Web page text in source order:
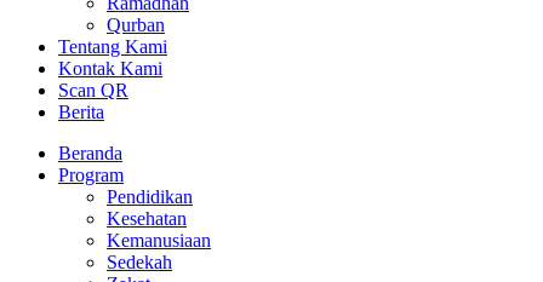
Qurban
Tentang Kami
Kontak Kami
Scan QR
Berita
Beranda
Program
Pendidikan
Kesehatan
Kemanusiaan
Sedekah